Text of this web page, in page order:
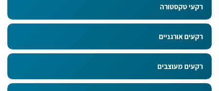
רקעי טקסטורה
רקעים אורגניים
רקעים מעוצבים